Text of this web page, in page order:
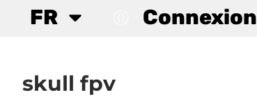
FR Connexion
skull fpv